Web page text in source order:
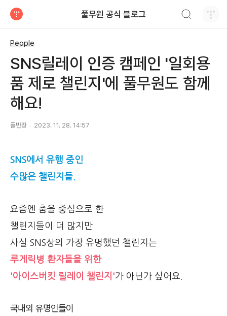
풀무원 공식 블로그
People
SNS릴레이 인증 캠페인 '일회용
품 제로 챌린지'에 풀무원도 함께
해요!
풀반장 2023. 11. 28. 14:57
SNS에서 유행 중인
수많은 챌린지들.
요즘엔 춤을 중심으로 한
챌린지들이 더 많지만
사실 SNS상의 가장 유명했던 챌린지는
루게릭병 환자들을 위한
'아이스버킷 릴레이 챌린지'가 아닌가 싶어요.
국내외 유명인들이